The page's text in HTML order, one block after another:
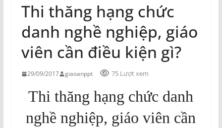
Thi thăng hạng chức
danh nghề nghiệp, giáo
viên cần điều kiện gì?
29/09/2017 giaoanppt 75 Lượt xem
Thi thăng hạng chức danh
nghề nghiệp, giáo viên cần